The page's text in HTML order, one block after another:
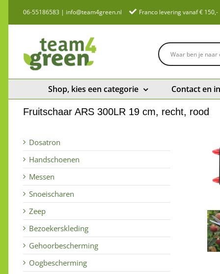
06-55186583 | info@team4green.nl Franco levering vanaf € 150,-
Shop, kies een categorie Contact en
Fruitschaar ARS 300LR 19 cm, recht, rood
Dosatron
Handschoenen
Messen
Snoeischaren
Zeep
Bezoekerskleding
Gehoorbescherming
Oogbescherming